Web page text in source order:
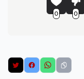
0 0